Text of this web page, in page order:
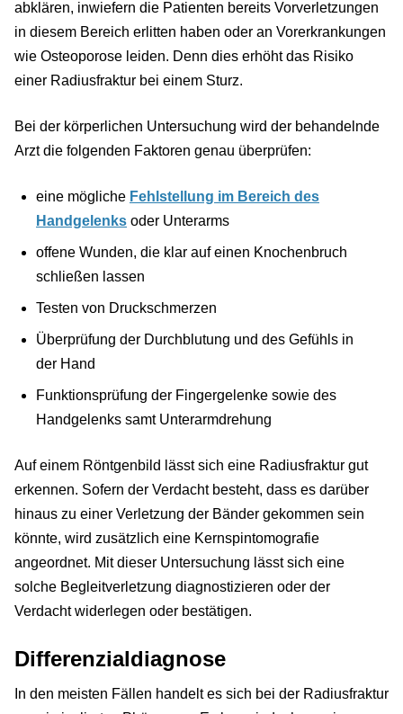
abklären, inwiefern die Patienten bereits Vorverletzungen
in diesem Bereich erlitten haben oder an Vorerkrankungen
wie Osteoporose leiden. Denn dies erhöht das Risiko
einer Radiusfraktur bei einem Sturz.
Bei der körperlichen Untersuchung wird der behandelnde
Arzt die folgenden Faktoren genau überprüfen:
eine mögliche Fehlstellung im Bereich des
Handgelenks oder Unterarms
offene Wunden, die klar auf einen Knochenbruch
schließen lassen
Testen von Druckschmerzen
Überprüfung der Durchblutung und des Gefühls in
der Hand
Funktionsprüfung der Fingergelenke sowie des
Handgelenks samt Unterarmdrehung
Auf einem Röntgenbild lässt sich eine Radiusfraktur gut
erkennen. Sofern der Verdacht besteht, dass es darüber
hinaus zu einer Verletzung der Bänder gekommen sein
könnte, wird zusätzlich eine Kernspintomografie
angeordnet. Mit dieser Untersuchung lässt sich eine
solche Begleitverletzung diagnostizieren oder der
Verdacht widerlegen oder bestätigen.
Differenzialdiagnose
In den meisten Fällen handelt es sich bei der Radiusfraktur